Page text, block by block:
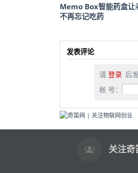
Memo Box智能药盒让
不再忘记吃药
发表评论
请 登录 后
帐 号：
关注奇